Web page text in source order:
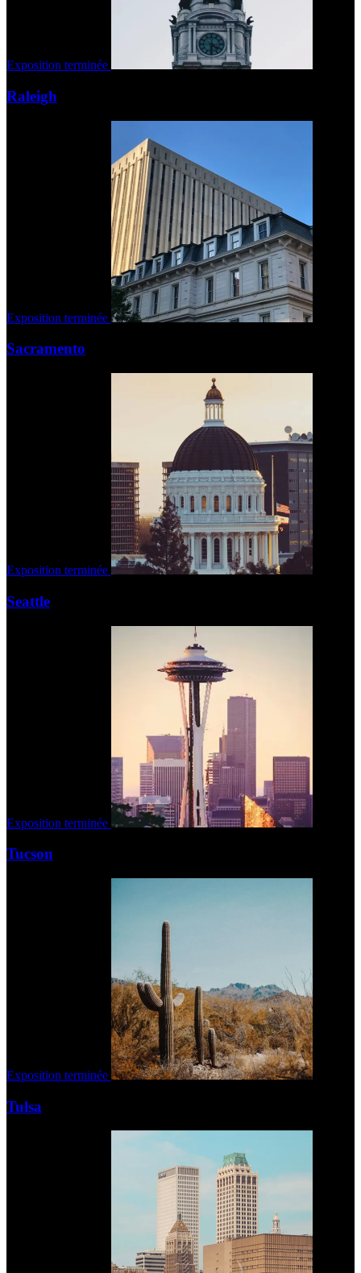
Exposition terminée
Raleigh
Exposition terminée
Sacramento
Exposition terminée
Seattle
Exposition terminée
Tucson
Exposition terminée
Tulsa